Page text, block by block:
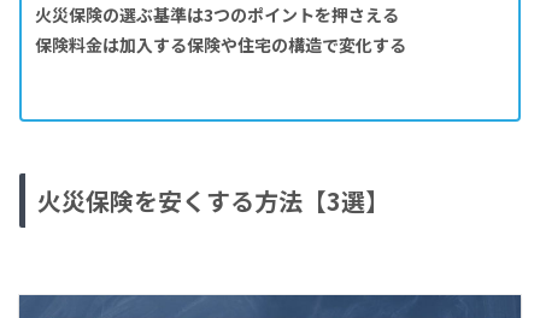
火災保険の選ぶ基準は3つのポイントを押さえる
保険料金は加入する保険や住宅の構造で変化する
火災保険を安くする方法【3選】